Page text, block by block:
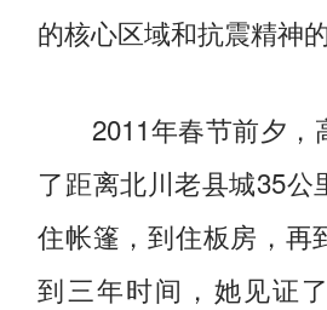
的核心区域和抗震精神的
2011年春节前夕，
了距离北川老县城35公
住帐篷，到住板房，再
到三年时间，她见证